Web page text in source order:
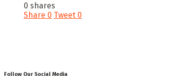
0 shares
Share 0 Tweet 0
Follow Our Social Media